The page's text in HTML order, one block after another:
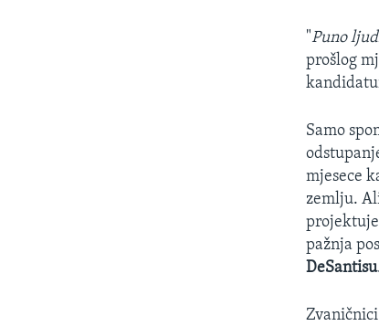
"Puno
prošlog
Samo
mjesece
zemlju.
pažnja
DeSantisu